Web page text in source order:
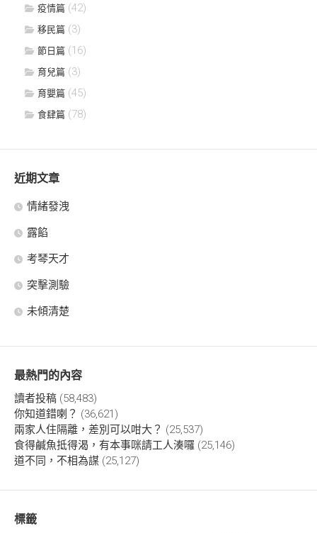
疫情篇 (42)
移民篇 (3)
節日篇 (16)
育兒篇 (3)
育嬰篇 (45)
食肆篇 (78)
近期文章
情緒發洩
露餡
考琴天才
突擊測驗
未傾清楚
最熱門的內容
讀者投稿 (58,483)
你知道錯喇？ (36,621)
兩家人住隔離，差別可以咁大？ (25,537)
食得鹹魚抵得渴，有本事咪請工人湊囉 (25,146)
道不同，不相為謀 (25,127)
標籤